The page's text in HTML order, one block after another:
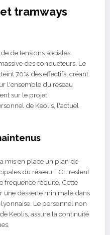
tramways
de tensions sociales
des conducteurs. Le
70% des effectifs, créant
l'ensemble du réseau
sur le projet
de Keolis, l'actuel
mis en place un plan de
du réseau TCL restent
fréquence réduite. Cette
desserte minimale dans
Le personnel non
Keolis, assure la continuité